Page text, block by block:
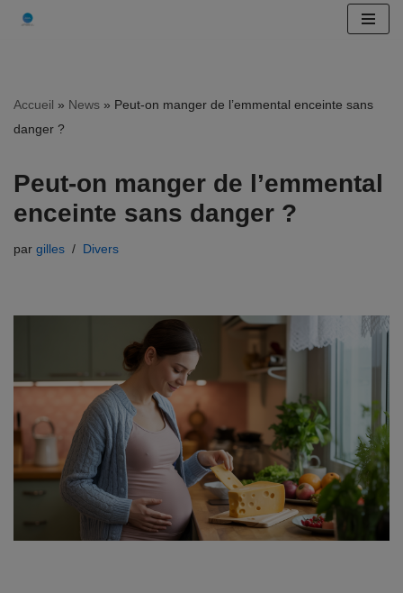
contenu
Accueil » News » Peut-on manger de l’emmental enceinte sans
danger ?
Peut-on manger de l’emmental
enceinte sans danger ?
par gilles Divers